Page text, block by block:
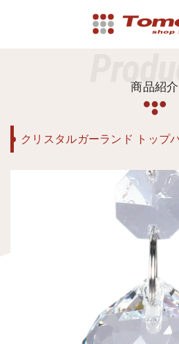
商品紹介
クリスタルガーランド トップ